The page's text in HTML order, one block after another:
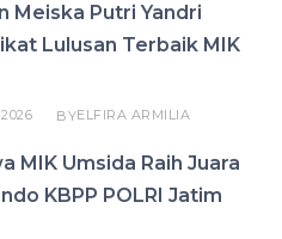
Meiska Putri Yandri
Lulusan Terbaik MIK
BYELFIRA ARMILIA
MIK Umsida Raih Juara
KBPP POLRI Jatim